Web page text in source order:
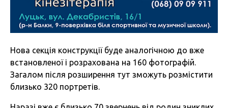
Нова секція конструкції буде аналогічною до вже
встановленої і розрахована на 160 фотографій.
Загалом після розширення тут зможуть розмістити
близько 320 портретів.